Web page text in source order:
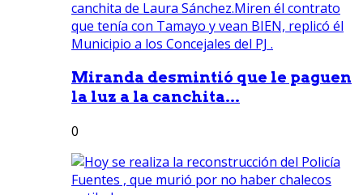
Miranda desmintió que le paguen
la luz a la canchita...
0